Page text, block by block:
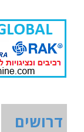
דרושים